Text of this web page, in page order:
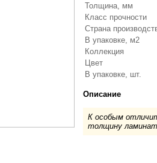
Толщина, мм
Класс прочности
Страна
В упаковке, м2
Коллекция
Цвет
В упаковке, шт.
Описание
К особым
толщину